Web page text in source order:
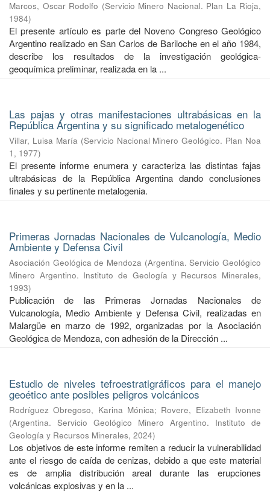
Marcos, Oscar Rodolfo (Servicio Minero Nacional. Plan La Rioja,
1984)
El presente artículo es parte del Noveno Congreso Geológico
Argentino realizado en San Carlos de Bariloche en el año 1984,
describe los resultados de la investigación geológica-
geoquímica preliminar, realizada en la ...
Las pajas y otras manifestaciones ultrabásicas en la
República Argentina y su significado metalogenético
Villar, Luisa María (Servicio Nacional Minero Geológico. Plan Noa
1 , 1977)
El presente informe enumera y caracteriza las distintas fajas
ultrabásicas de la República Argentina dando conclusiones
finales y su pertinente metalogenia.
Primeras Jornadas Nacionales de Vulcanología, Medio
Ambiente y Defensa Civil
Asociación Geológica de Mendoza (Argentina. Servicio Geológico
Minero Argentino. Instituto de Geología y Recursos Minerales,
1993)
Publicación de las Primeras Jornadas Nacionales de
Vulcanología, Medio Ambiente y Defensa Civil, realizadas en
Malargüe en marzo de 1992, organizadas por la Asociación
Geológica de Mendoza, con adhesión de la Dirección ...
Estudio de niveles tefroestratigráficos para el manejo
geoético ante posibles peligros volcánicos
Rodríguez Obregoso, Karina Mónica; Rovere, Elizabeth Ivonne
(Argentina. Servicio Geológico Minero Argentino. Instituto de
Geología y Recursos Minerales, 2024)
Los objetivos de este informe remiten a reducir la vulnerabilidad
ante el riesgo de caída de cenizas, debido a que este material
es de amplia distribución areal durante las erupciones
volcánicas explosivas y en la ...